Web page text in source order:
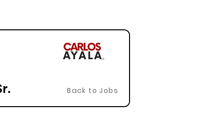
Back to Jobs